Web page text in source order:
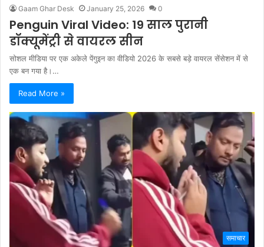
Gaam Ghar Desk January 25, 2026 0
Penguin Viral Video: 19 साल पुरानी
डॉक्यूमेंट्री से वायरल सीन
सोशल मीडिया पर एक अकेले पेंगुइन का वीडियो 2026 के सबसे बड़े वायरल सेंसेशन में से
एक बन गया है।…
Read More »
समाचार